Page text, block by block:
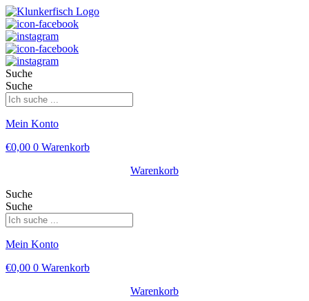
Suche
Suche
Mein Konto
€0,00 0 Warenkorb
Warenkorb
Suche
Suche
Mein Konto
€0,00 0 Warenkorb
Warenkorb